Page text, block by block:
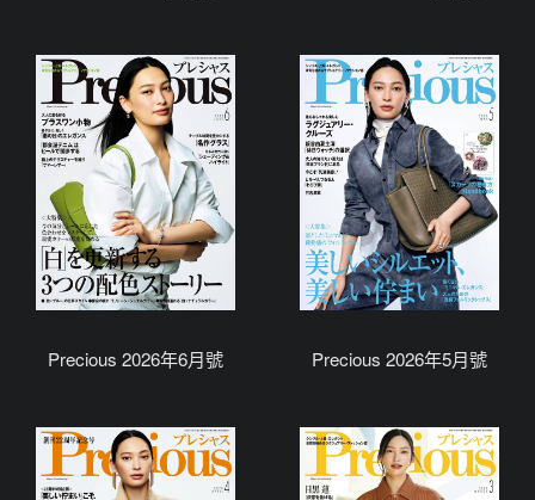
Precious 2026年6月號 Precious 2026年5月號